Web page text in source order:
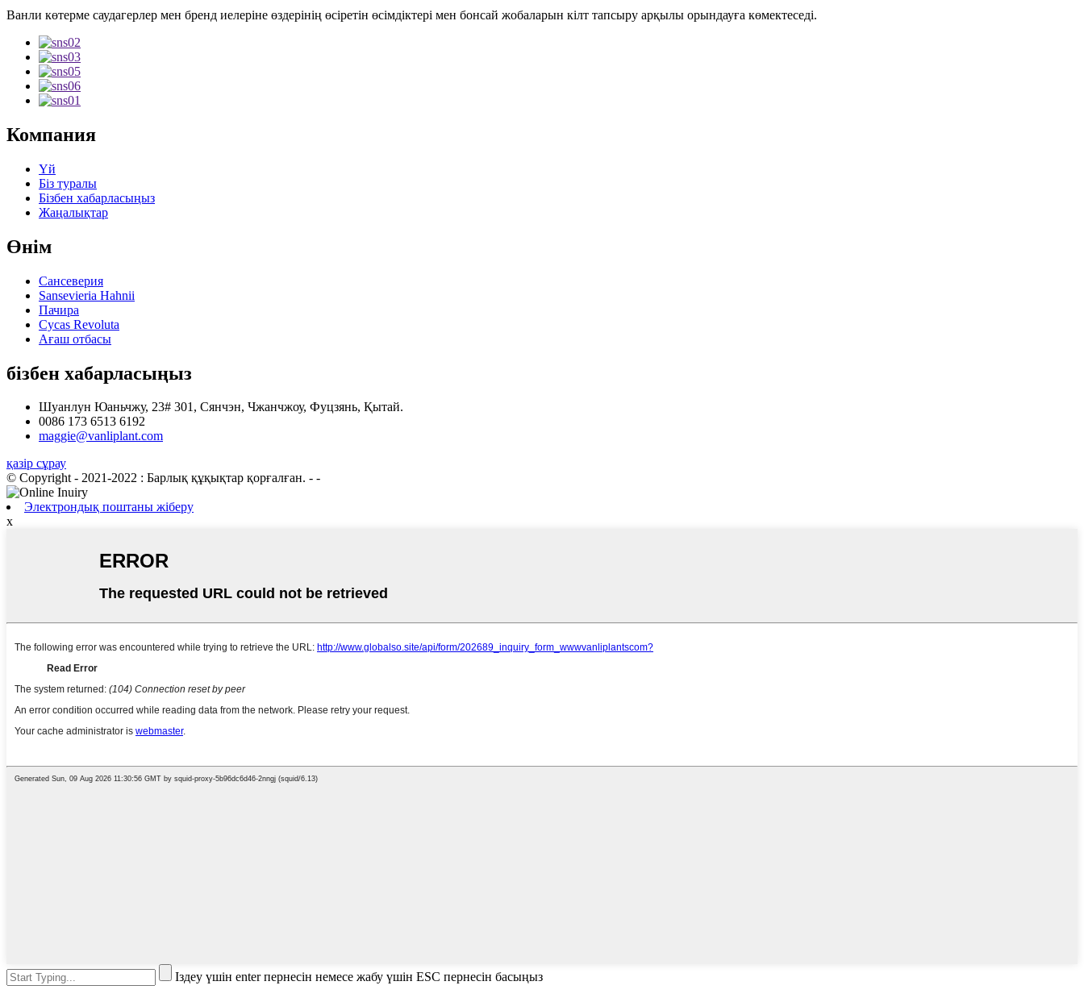
Ванли көтерме саудагерлер мен бренд иелеріне өздерінің өсіретін өсімдіктері мен бонсай жобаларын кілт тапсыру арқылы орындауға көмектеседі.
Компания
Үй
Біз туралы
Бізбен хабарласыңыз
Жаңалықтар
Өнім
Сансеверия
Sansevieria Hahnii
Пачира
Cycas Revoluta
Ағаш отбасы
бізбен хабарласыңыз
Шуанлун Юаньчжу, 23# 301, Сянчэн, Чжанчжоу, Фуцзянь, Қытай.
0086 173 6513 6192
maggie@vanliplant.com
қазір сұрау
© Copyright - 2021-2022 : Барлық құқықтар қорғалған. - -
Электрондық поштаны жіберу
x
Іздеу үшін enter пернесін немесе жабу үшін ESC пернесін басыңыз